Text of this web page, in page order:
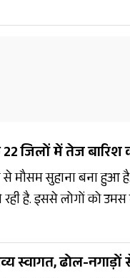
जिलों में तेज
मौसम सुहाना बना हुआ
ढोल-नगाड़ों